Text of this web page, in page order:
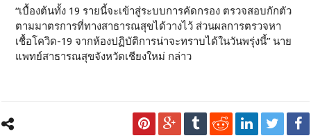
“เบื้องต้นทั้ง 19 รายนี้จะเข้าสู่ระบบการคัดกรอง ตรวจสอบกักตัว
ตามมาตรการที่ทางสาธารณสุขได้วางไว้ ส่วนผลการตรวจหา
เชื้อโควิด-19 จากห้องปฏิบัติการน่าจะทราบได้ในวันพรุ่งนี้” นาย
แพทย์สาธารณสุขจังหวัดเชียงใหม่ กล่าว